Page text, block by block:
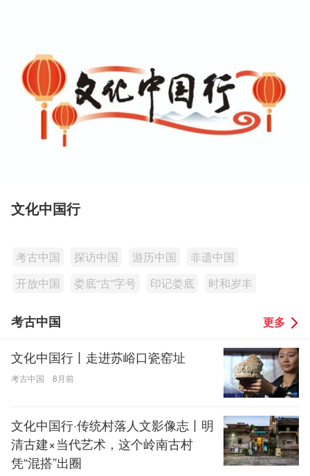
文化中国行
考古中国 探访中国 游历中国
非遗中国
开放中国
娄底“古”字号 印记娄底 时和岁丰
考古中国 更多
文化中国行丨走进苏峪口瓷窑址
考古中国 8月前
文化中国行·传统村落人文影像志丨明
清古建×当代艺术，这个岭南古村
凭“混搭”出圈